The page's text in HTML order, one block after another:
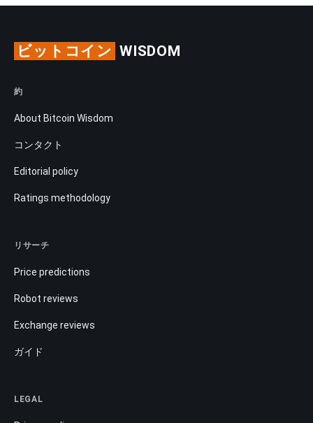
ビットコイン WISDOM
約
About Bitcoin Wisdom
コンタクト
Editorial policy
Ratings methodology
リサーチ
Price predictions
Robot reviews
Exchange reviews
ガイド
LEGAL